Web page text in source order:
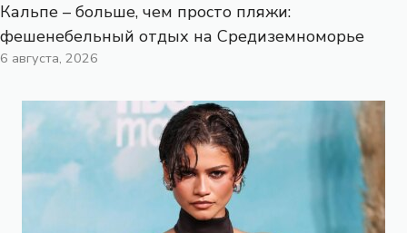
Кальпе – больше, чем просто пляжи:
фешенебельный отдых на Средиземноморье
6 августа, 2026